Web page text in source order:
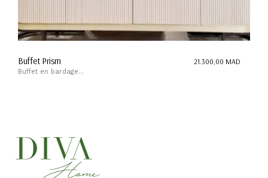
Buffet Prism
Buffet en bardage...
21.300,00 MAD